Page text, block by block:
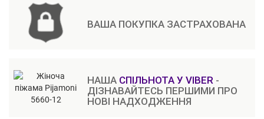
ВАША ПОКУПКА ЗАСТРАХОВАНА
НАША СПІЛЬНОТА У VIBER -
ДІЗНАВАЙТЕСЬ ПЕРШИМИ ПРО
НОВІ НАДХОДЖЕННЯ